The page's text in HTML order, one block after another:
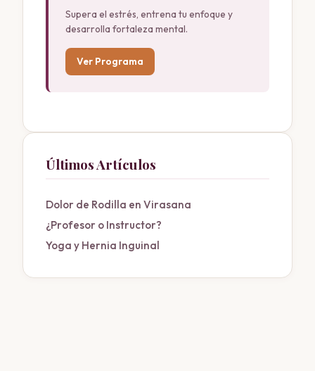
Supera el estrés, entrena tu enfoque y
desarrolla fortaleza mental.
Ver Programa
Últimos Artículos
Dolor de Rodilla en Virasana
¿Profesor o Instructor?
Yoga y Hernia Inguinal